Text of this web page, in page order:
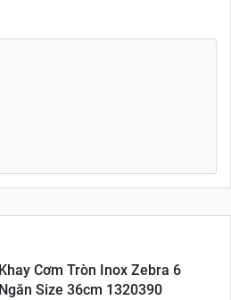
Khay Cơm Tròn Inox Zebra 6
Ngăn Size 36cm 1320390